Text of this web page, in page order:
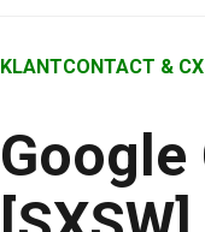
›
›
Klantcontact & CX
KLANTCONTACT & CX